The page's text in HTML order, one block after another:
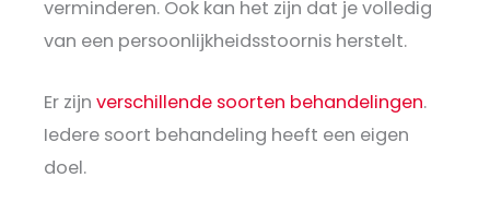
verminderen. Ook kan het zijn dat je volledig
van een persoonlijkheidsstoornis herstelt.
Er zijn verschillende soorten behandelingen.
Iedere soort behandeling heeft een eigen
doel.